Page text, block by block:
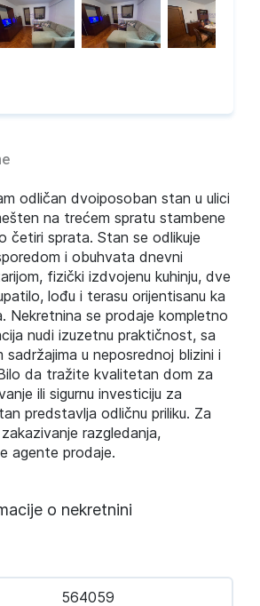
odličan dvoiposoban stan u ulici
na trećem spratu stambene
četiri sprata. Stan se odlikuje
i obuhvata dnevni
fizički izdvojenu kuhinju, dve
lođu i terasu orijentisanu ka
Nekretnina se prodaje kompletno
nudi izuzetnu praktičnost, sa
sadržajima u neposrednoj blizini i
da tražite kvalitetan dom za
ili sigurnu investiciju za
predstavlja odličnu priliku. Za
razgledanja,
agente prodaje.
o nekretnini
564059